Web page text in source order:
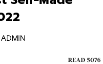
ADMIN
READ 5076